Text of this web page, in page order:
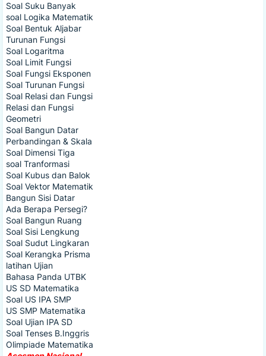
Soal Suku Banyak
soal Logika Matematik
Soal Bentuk Aljabar
Turunan Fungsi
Soal Logaritma
Soal Limit Fungsi
Soal Fungsi Eksponen
Soal Turunan Fungsi
Soal Relasi dan Fungsi
Relasi dan Fungsi
Geometri
Soal Bangun Datar
Perbandingan & Skala
Soal Dimensi Tiga
soal Tranformasi
Soal Kubus dan Balok
Soal Vektor Matematik
Bangun Sisi Datar
Ada Berapa Persegi?
Soal Bangun Ruang
Soal Sisi Lengkung
Soal Sudut Lingkaran
Soal Kerangka Prisma
latihan Ujian
Bahasa Panda UTBK
US SD Matematika
Soal US IPA SMP
US SMP Matematika
Soal Ujian IPA SD
Soal Tenses B.Inggris
Olimpiade Matematika